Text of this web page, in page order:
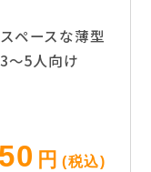
ペースな薄型
〜5人向け
円 (税込)